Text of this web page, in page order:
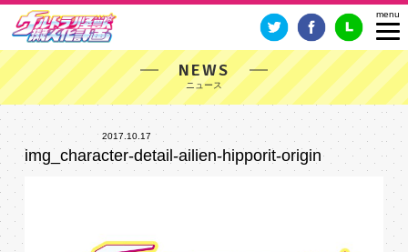
NEWS
2017.10.17
img_character-detail-ailien-hipporit-origin